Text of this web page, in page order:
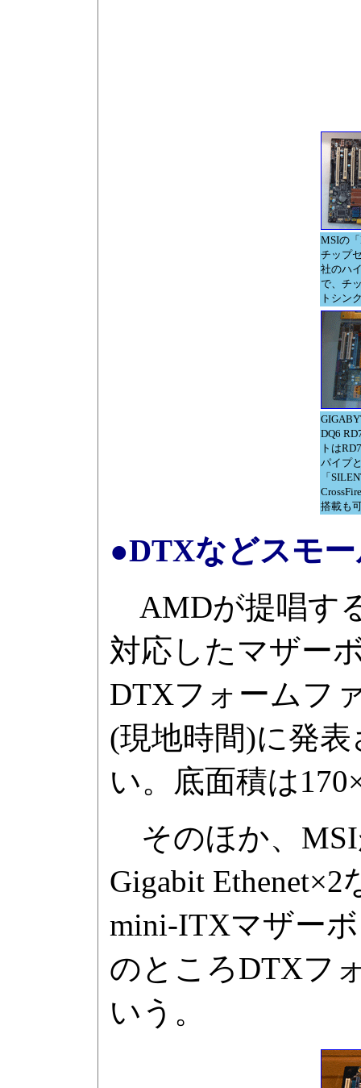
MSIの
チップ
社のハ
で、チ
トシン
DQ6
トは
パイプ
「
搭載も
●DTXなどスモ
AMDが提唱す
対応したマザー
DTXフォームフ
(現地時間)に発
い。底面積は
そのほか、MSI
Gigabit
mini-ITXマザー
のところDTXフ
いう。